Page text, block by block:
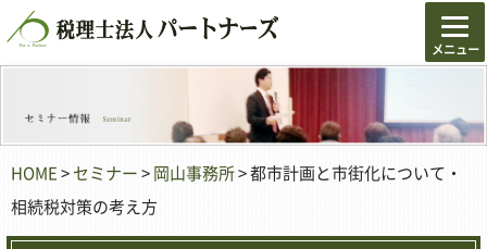
HOME>セミナー>岡山事務所> 都市計画と市街化について・
相続税対策の考え方